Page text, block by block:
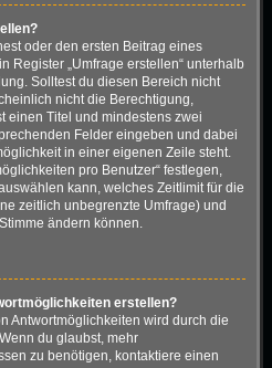
oder den ersten Beitrag eines
Register „Umfrage erstellen“ unterhalb
Solltest du diesen Bereich nicht
nicht die Berechtigung,
einen Titel und mindestens zwei
Felder eingeben und dabei
in einer eigenen Zeile steht.
pro Benutzer“ festlegen,
kann, welches Zeitlimit für die
zeitlich unbegrenzte Umfrage) und
ändern können.
erstellen?
Antwortmöglichkeiten wird durch die
du glaubst, mehr
zu benötigen, kontaktiere einen